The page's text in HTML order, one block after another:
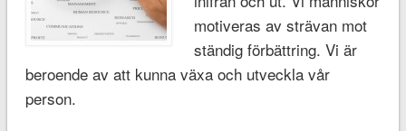
motiveras av strävan mot
ständig förbättring. Vi är
beroende av att kunna växa och utveckla vår
person.